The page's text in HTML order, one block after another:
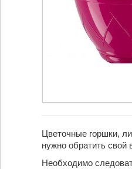
Цветочные горшки,
нужно обратить свой
Необходимо